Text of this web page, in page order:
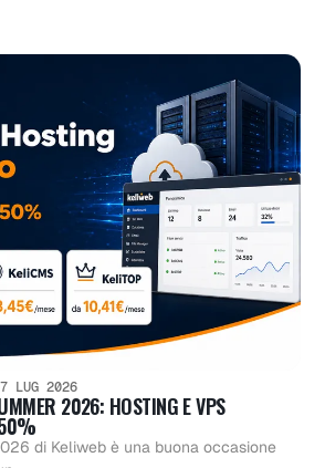
LUG 2026
2026: HOSTING E VPS
di Keliweb è una buona occasione